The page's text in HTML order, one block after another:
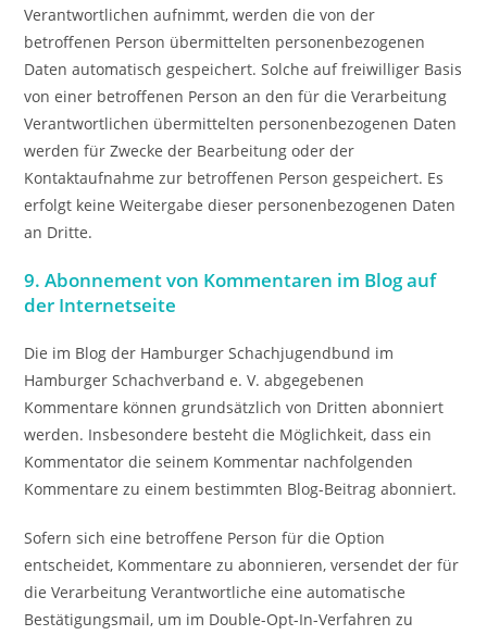
Verantwortlichen aufnimmt, werden die von der
betroffenen Person übermittelten personenbezogenen
Daten automatisch gespeichert. Solche auf freiwilliger Basis
von einer betroffenen Person an den für die Verarbeitung
Verantwortlichen übermittelten personenbezogenen Daten
werden für Zwecke der Bearbeitung oder der
Kontaktaufnahme zur betroffenen Person gespeichert. Es
erfolgt keine Weitergabe dieser personenbezogenen Daten
an Dritte.
9. Abonnement von Kommentaren im Blog auf
der Internetseite
Die im Blog der Hamburger Schachjugendbund im
Hamburger Schachverband e. V. abgegebenen
Kommentare können grundsätzlich von Dritten abonniert
werden. Insbesondere besteht die Möglichkeit, dass ein
Kommentator die seinem Kommentar nachfolgenden
Kommentare zu einem bestimmten Blog-Beitrag abonniert.
Sofern sich eine betroffene Person für die Option
entscheidet, Kommentare zu abonnieren, versendet der für
die Verarbeitung Verantwortliche eine automatische
Bestätigungsmail, um im Double-Opt-In-Verfahren zu